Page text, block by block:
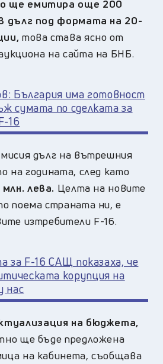
ще емитира още 200
дълг под формата на 20-
това става ясно от
на сайта на БНБ.
България има готовност
сумата по сделката за
16
дълг на вътрешния
на годината, след като
лева. Целта на новите
поема страната ни, е
изтребители F-16.
за F-16 САЩ показаха, че
корупция на
нас
на бюджета,
ще бъде предложена
на кабинета, съобщава